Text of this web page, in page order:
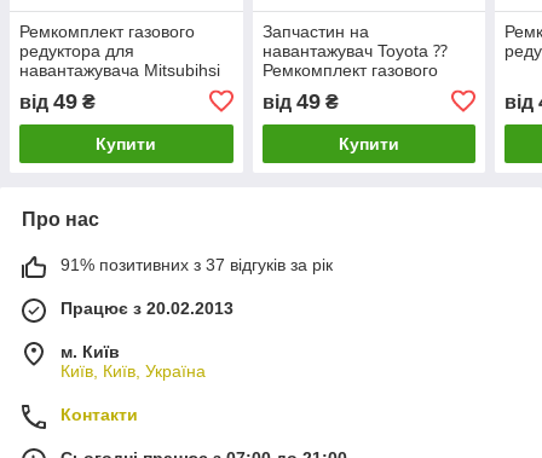
Ремкомплект газового
редуктора для
навантажувача Mitsubihsi
від 49 ₴
Купити
Запчастин на
навантажувач Toyota ⁇
Ремкомплект газового
від 49₴
Купити
від
Про нас
91% позитивних з 37 відгуків за рік
Працює з 20.02.2013
м. Київ
Київ, Київ, Україна
Контакти